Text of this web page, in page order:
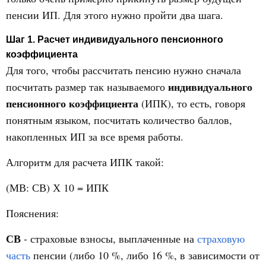
пенсии ИП. Для этого нужно пройти два шага.
Шаг 1. Расчет индивидуального пенсионного
коэффициента
Для того, чтобы рассчитать пенсию нужно сначала
посчитать размер так называемого индивидуального
пенсионного коэффициента (ИПК), то есть, говоря
понятным языком, посчитать количество баллов,
накопленных ИП за все время работы.
Алгоритм для расчета ИПК такой:
(МВ: СВ) Х 10 = ИПК
Пояснения:
СВ - страховые взносы, выплаченные на страховую
часть пенсии (либо 10 %, либо 16 %, в зависимости от